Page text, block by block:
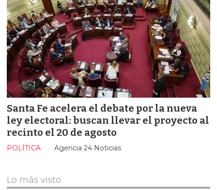
Santa Fe acelera el debate por la nueva
ley electoral: buscan llevar el proyecto al
recinto el 20 de agosto
Agencia 24 Noticias
POLÍTICA
Lo más visto